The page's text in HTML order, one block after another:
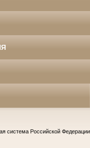
система Российской